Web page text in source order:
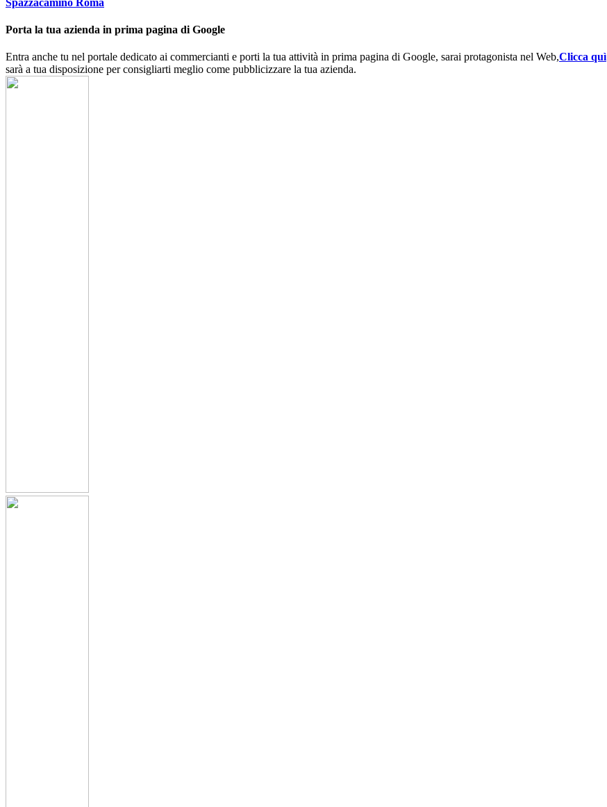
Porta la tua azienda in prima pagina di Google
Entra anche tu nel portale dedicato ai commercianti e porti la tua attività in prima pagina di Google, sarai protagonista nel Web,Clicca quì
sarà a tua disposizione per consigliarti meglio come pubblicizzare la tua azienda.